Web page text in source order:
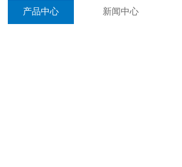
产品中心 新闻中心